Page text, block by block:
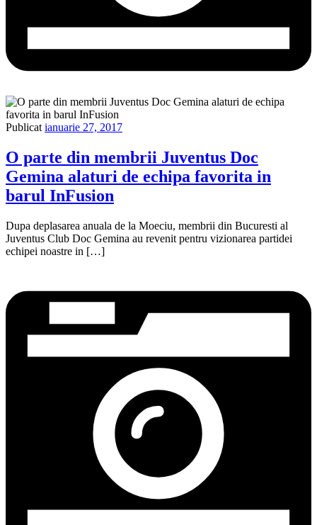
Publicat ianuarie 27, 2017
O parte din membrii Juventus Doc
Gemina alaturi de echipa favorita in
barul InFusion
Dupa deplasarea anuala de la Moeciu, membrii din Bucuresti al
Juventus Club Doc Gemina au revenit pentru vizionarea partidei
echipei noastre in […]